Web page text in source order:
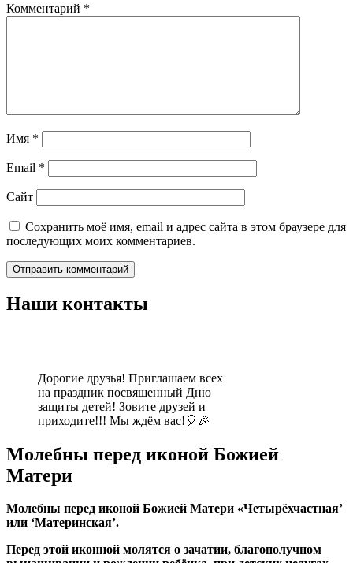
Комментарий *
Имя *
Email *
Сайт
Сохранить моё имя, email и адрес сайта в этом браузере для
последующих моих комментариев.
Наши контакты
Дорогие друзья! Приглашаем всех
на праздник посвященный Дню
защиты детей! Зовите друзей и
приходите!!! Мы ждём вас!🎈🎉
Молебны перед иконой Божией
Матери
Молебны перед иконой Божией Матери «Четырёхчастная’
или ‘Материнская’.
Перед этой иконной молятся о зачатии, благополучном